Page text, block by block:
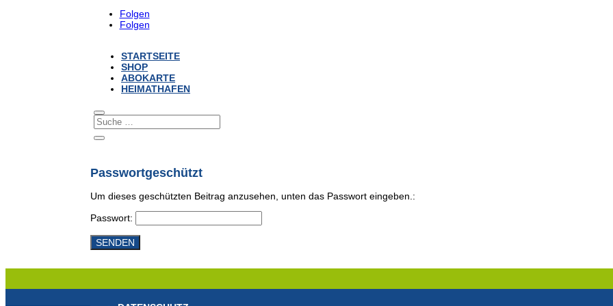
Folgen
Folgen
STARTSEITE
SHOP
ABOKARTE
HEIMATHAFEN
Passwortgeschützt
Um dieses geschützten Beitrag anzusehen, unten das Passwort eingeben.:
Passwort:
SENDEN